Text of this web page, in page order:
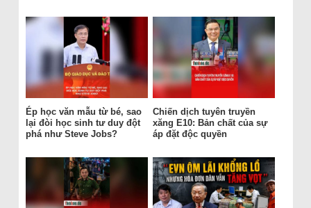
Ép học văn mẫu từ bé, sao
lại đòi học sinh tư duy đột
phá như Steve Jobs?
Chiến dịch tuyên truyền
xăng E10: Bản chất của sự
áp đặt độc quyền